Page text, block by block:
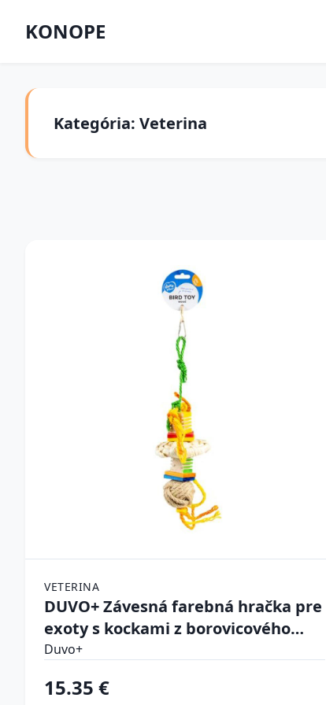
KONOPE
Kategória: Veterina
VETERINA
DUVO+ Závesná farebná hračka pre
exoty s kockami z borovicového
dreva, z konopných lán, sisalom a
Duvo+
15.35 €